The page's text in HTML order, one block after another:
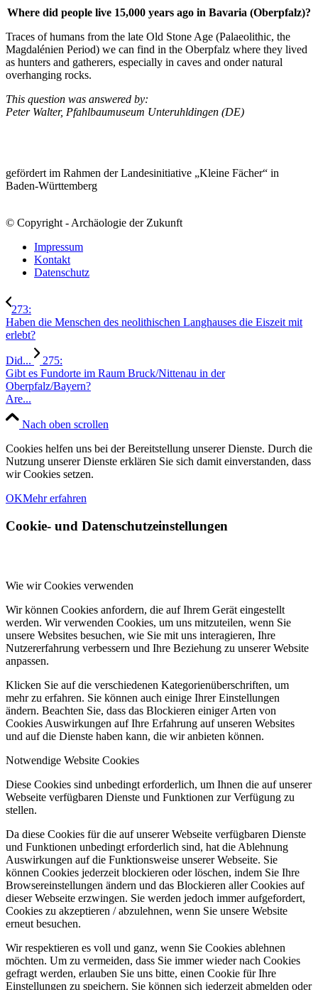
Where did people live 15,000 years ago in Bavaria (Oberpfalz)?
Traces of humans from the late Old Stone Age (Palaeolithic, the
Magdalénien Period) we can find in the Oberpfalz where they lived
as hunters and gatherers, especially in caves and onder natural
overhanging rocks.
This question was answered by:
Peter Walter, Pfahlbaumuseum Unteruhldingen (DE)
gefördert im Rahmen der Landesinitiative „Kleine Fächer“ in
Baden-Württemberg
© Copyright - Archäologie der Zukunft
Impressum
Kontakt
Datenschutz
273:
Haben die Menschen des neolithischen Langhauses die Eiszeit mit
erlebt?
Did...
275:
Gibt es Fundorte im Raum Bruck/Nittenau in der
Oberpfalz/Bayern?
Are...
Nach oben scrollen
Cookies helfen uns bei der Bereitstellung unserer Dienste. Durch die
Nutzung unserer Dienste erklären Sie sich damit einverstanden, dass
wir Cookies setzen.
OKMehr erfahren
Cookie- und Datenschutzeinstellungen
Wie wir Cookies verwenden
Wir können Cookies anfordern, die auf Ihrem Gerät eingestellt
werden. Wir verwenden Cookies, um uns mitzuteilen, wenn Sie
unsere Websites besuchen, wie Sie mit uns interagieren, Ihre
Nutzererfahrung verbessern und Ihre Beziehung zu unserer Website
anpassen.
Klicken Sie auf die verschiedenen Kategorienüberschriften, um
mehr zu erfahren. Sie können auch einige Ihrer Einstellungen
ändern. Beachten Sie, dass das Blockieren einiger Arten von
Cookies Auswirkungen auf Ihre Erfahrung auf unseren Websites
und auf die Dienste haben kann, die wir anbieten können.
Notwendige Website Cookies
Diese Cookies sind unbedingt erforderlich, um Ihnen die auf unserer
Webseite verfügbaren Dienste und Funktionen zur Verfügung zu
stellen.
Da diese Cookies für die auf unserer Webseite verfügbaren Dienste
und Funktionen unbedingt erforderlich sind, hat die Ablehnung
Auswirkungen auf die Funktionsweise unserer Webseite. Sie
können Cookies jederzeit blockieren oder löschen, indem Sie Ihre
Browsereinstellungen ändern und das Blockieren aller Cookies auf
dieser Webseite erzwingen. Sie werden jedoch immer aufgefordert,
Cookies zu akzeptieren / abzulehnen, wenn Sie unsere Website
erneut besuchen.
Wir respektieren es voll und ganz, wenn Sie Cookies ablehnen
möchten. Um zu vermeiden, dass Sie immer wieder nach Cookies
gefragt werden, erlauben Sie uns bitte, einen Cookie für Ihre
Einstellungen zu speichern. Sie können sich jederzeit abmelden oder